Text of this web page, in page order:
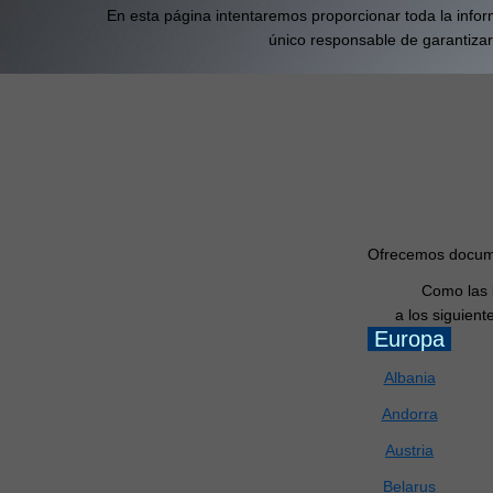
En esta página intentaremos proporcionar toda la
único responsable de
Ofrecemos
Como las
a los
Europa
Albania
Andorra
Austria
Belarus